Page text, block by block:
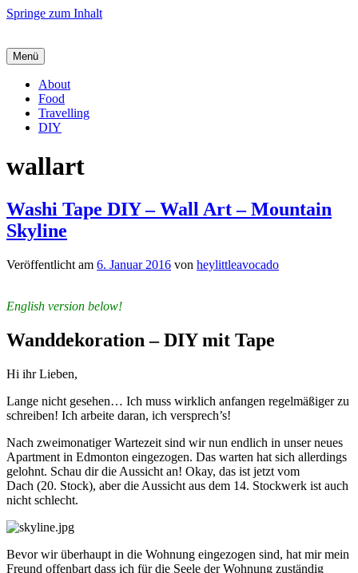
Springe zum Inhalt
Menü
About
Food
Travelling
DIY
wallart
Washi Tape DIY – Wall Art – Mountain
Skyline
Veröffentlicht am 6. Januar 2016 von heylittleavocado
English version below!
Wanddekoration – DIY mit Tape
Hi ihr Lieben,
Lange nicht gesehen… Ich muss wirklich anfangen regelmäßiger zu
schreiben! Ich arbeite daran, ich versprech’s!
Nach zweimonatiger Wartezeit sind wir nun endlich in unser neues
Apartment in Edmonton eingezogen. Das warten hat sich allerdings
gelohnt. Schau dir die Aussicht an! Okay, das ist jetzt vom
Dach (20. Stock), aber die Aussicht aus dem 14. Stockwerk ist auch
nicht schlecht.
Bevor wir überhaupt in die Wohnung eingezogen sind, hat mir mein
Freund offenbart dass ich für die Seele der Wohnung zuständig